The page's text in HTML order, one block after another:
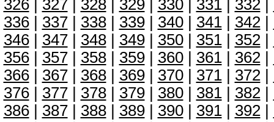
326| 327| 328| 329| 330| 331| 332|
336| 337| 338| 339| 340| 341| 342|
346| 347| 348| 349| 350| 351| 352|
356| 357| 358| 359| 360| 361| 362|
366| 367| 368| 369| 370| 371| 372|
376| 377| 378| 379| 380| 381| 382|
386| 387| 388| 389| 390| 391| 392|